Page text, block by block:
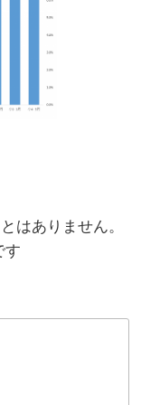
はありません。
す